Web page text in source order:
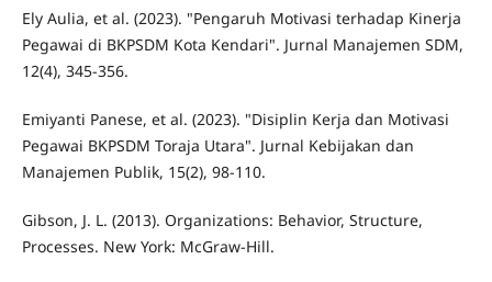
Ely Aulia, et al. (2023). "Pengaruh Motivasi terhadap Kinerja
Pegawai di BKPSDM Kota Kendari". Jurnal Manajemen SDM,
12(4), 345-356.
Emiyanti Panese, et al. (2023). "Disiplin Kerja dan Motivasi
Pegawai BKPSDM Toraja Utara". Jurnal Kebijakan dan
Manajemen Publik, 15(2), 98-110.
Gibson, J. L. (2013). Organizations: Behavior, Structure,
Processes. New York: McGraw-Hill.